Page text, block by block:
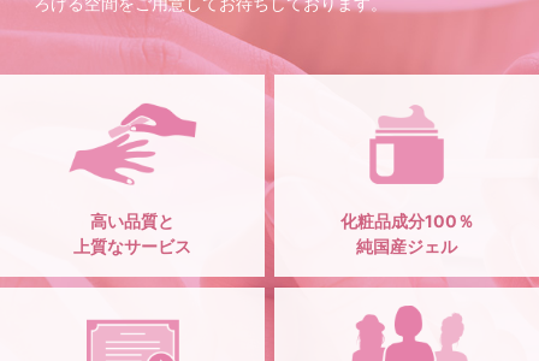
高い品質と
上質なサービス
化粧品成分100％
純国産ジェル